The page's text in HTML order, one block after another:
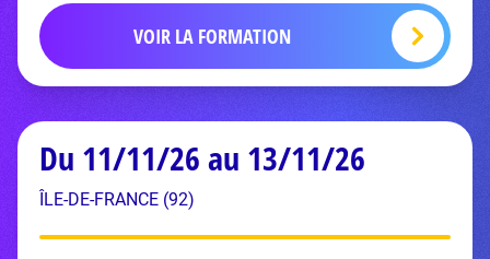
VOIR LA FORMATION
Du 11/11/26 au 13/11/26
ÎLE-DE-FRANCE (92)